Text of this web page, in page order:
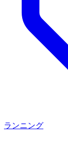
ランニング